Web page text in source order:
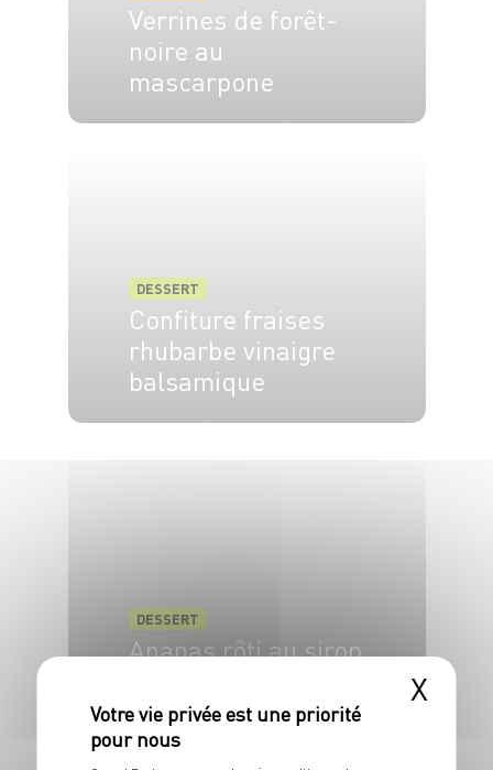
Verrines de forêt-
noire au
mascarpone
DESSERT
Confiture fraises
rhubarbe vinaigre
balsamique
DESSERT
Ananas rôti au sirop
4 pers.
X